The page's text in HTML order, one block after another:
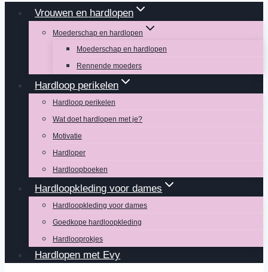
Vrouwen en hardlopen
Moederschap en hardlopen
Moederschap en hardlopen
Rennende moeders
Hardloop perikelen
Hardloop perikelen
Wat doet hardlopen met je?
Motivatie
Hardloper
Hardloopboeken
Hardloopkleding voor dames
Hardloopkleding voor dames
Goedkope hardloopkleding
Hardlooprokjes
Hardlopen met Evy